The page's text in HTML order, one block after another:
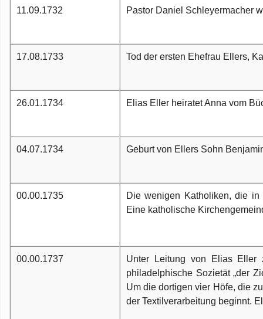
11.09.1732 Pastor Daniel Schleyermacher
17.08.1733 Tod der ersten Ehefrau Ellers,
26.01.1734 Elias Eller heiratet Anna vom
04.07.1734 Geburt von Ellers Sohn
00.00.1735
Die wenigen Katholiken, die
Eine katholische
00.00.1737
Unter Leitung von Elias Eller
philadelphische Sozietät „der
Um die dortigen vier Höfe, die
der Textilverarbeitung beginnt.